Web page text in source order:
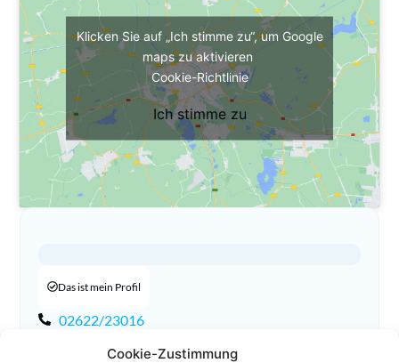
Cookie-Zustimmung
Klicken Sie auf „Ich stimme zu“, um Google
maps zu aktivieren
Cookie-Richtlinie
Ich stimme zu
Das ist mein Profil
02622/23016